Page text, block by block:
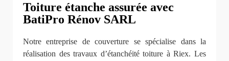
Toiture étanche assurée avec
BatiPro Rénov SARL
Notre entreprise de couverture se spécialise dans la
réalisation des travaux d’étanchéité toiture à Riex. Les